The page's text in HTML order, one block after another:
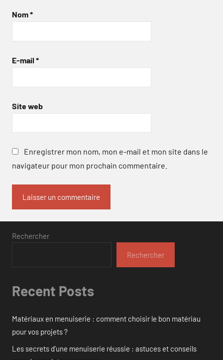
Nom*
E-mail *
Site web
Enregistrer mon nom, mon e-mail et mon site dans le
navigateur pour mon prochain commentaire.
Rechercher
Rechercher
Recent Posts
Matériaux en menuiserie : comment choisir le bon matériau
pour vos projets ?
Les secrets d’une menuiserie réussie : astuces et conseils